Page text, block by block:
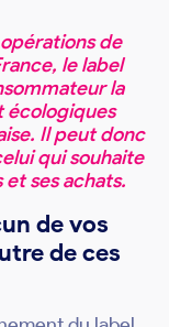
de
le label
la
écologiques
Il peut donc
qui souhaite
ses achats.
de vos
de ces